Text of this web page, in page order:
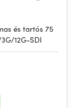
és tartós 75
12G-SDI